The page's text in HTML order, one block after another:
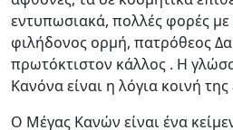
εντυπωσιακά, πολλές φορές
φιλήδονος ορμή, πατρόθεος
πρωτόκτιστον κάλλος . Η
Κανόνα είναι η λόγια κοινή
Ο Μέγας Κανών είναι ένα